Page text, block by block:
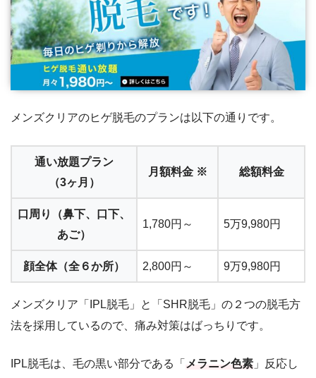
メンズクリアのヒゲ脱毛のプランは以下の通りです。
通い放題プラン
（3ヶ月）
月額料金 ※ 総額料金
口周り（鼻下、口下、
あご）
1,780円～ 5万9,980円
顔全体（全６か所） 2,800円～ 9万9,980円
メンズクリア「IPL脱毛」と「SHR脱毛」の２つの脱毛方
法を採用しているので、痛み対策はばっちりです。
IPL脱毛は、毛の黒い部分である「 メラニン色素 」反応し